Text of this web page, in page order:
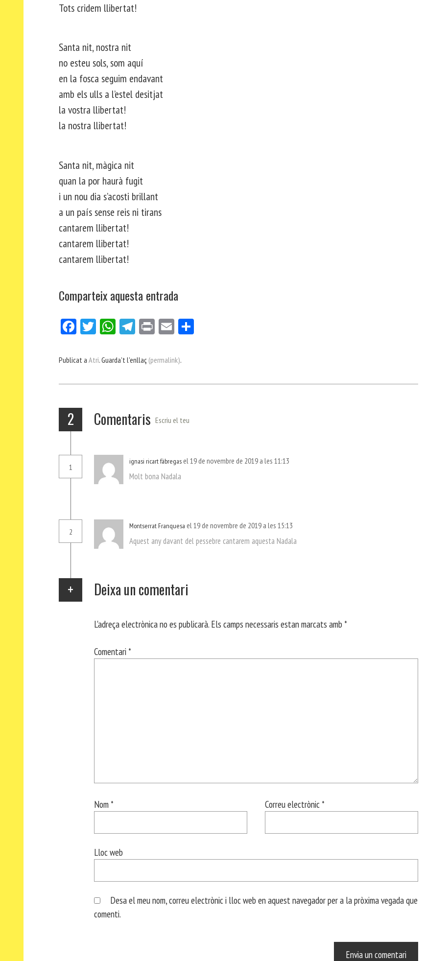
Tots cridem llibertat!
Santa nit, nostra nit
no esteu sols, som aquí
en la fosca seguim endavant
amb els ulls a l’estel desitjat
la vostra llibertat!
la nostra llibertat!
Santa nit, màgica nit
quan la por haurà fugit
i un nou dia s’acosti brillant
a un país sense reis ni tirans
cantarem llibertat!
cantarem llibertat!
cantarem llibertat!
Comparteix aquesta entrada
Fa
bo
Tw
er
W
ts
p
Te
gr
m
Pri E
ail
ei
Publicat a Atri. Guarda't l'enllaç (permalink).
2 Comentaris Escriu el teu
1
ignasi ricart fàbregas el 19 de novembre de 2019 a les 11:13
Molt bona Nadala
2
Montserrat Franquesa el 19 de novembre de 2019 a les 15:13
Aquest any davant del pessebre cantarem aquesta Nadala
Deixa un comentari
L'adreça electrònica no es publicarà. Els camps necessaris estan marcats amb *
Comentari *
Nom * Correu electrònic *
Lloc web
Desa el meu nom, correu electrònic i lloc web en aquest navegador per a la pròxima vegada que
comenti.